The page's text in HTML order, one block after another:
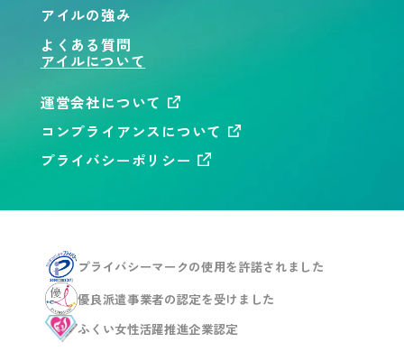
アイルの強み
よくある質問
アイルについて
運営会社について
コンプライアンスについて
プライバシーポリシー
プライバシーマークの使用を許諾されました
優良派遣事業者の認定を受けました
ふくい女性活躍推進企業認定